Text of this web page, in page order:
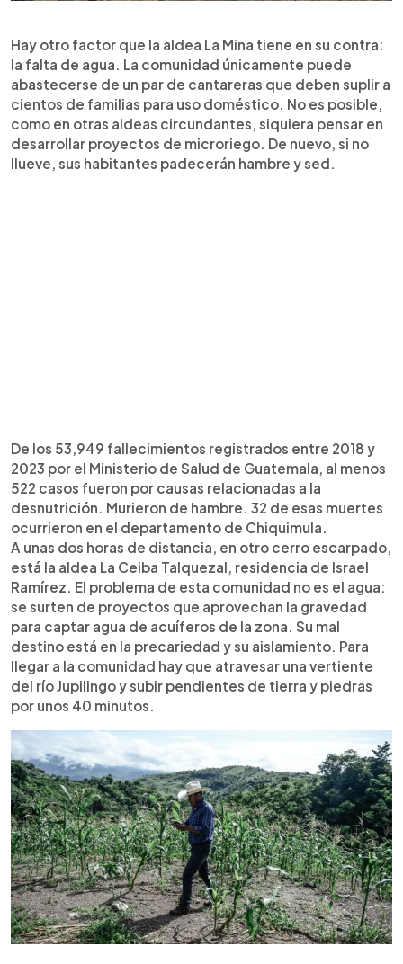
Hay otro factor que la aldea La Mina tiene en su contra:
la falta de agua. La comunidad únicamente puede
abastecerse de un par de cantareras que deben suplir a
cientos de familias para uso doméstico. No es posible,
como en otras aldeas circundantes, siquiera pensar en
desarrollar proyectos de microriego. De nuevo, si no
llueve, sus habitantes padecerán hambre y sed.
De los 53,949 fallecimientos registrados entre 2018 y
2023 por el Ministerio de Salud de Guatemala, al menos
522 casos fueron por causas relacionadas a la
desnutrición. Murieron de hambre. 32 de esas muertes
ocurrieron en el departamento de Chiquimula.
A unas dos horas de distancia, en otro cerro escarpado,
está la aldea La Ceiba Talquezal, residencia de Israel
Ramírez. El problema de esta comunidad no es el agua:
se surten de proyectos que aprovechan la gravedad
para captar agua de acuíferos de la zona. Su mal
destino está en la precariedad y su aislamiento. Para
llegar a la comunidad hay que atravesar una vertiente
del río Jupilingo y subir pendientes de tierra y piedras
por unos 40 minutos.